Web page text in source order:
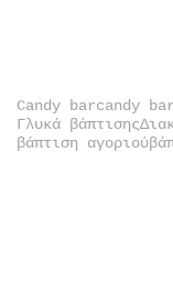
Candy barcandy bar
Γλυκά βάπτισης
βάπτιση αγοριού